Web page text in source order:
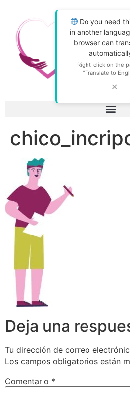
Do you need
in another
browser can
Right-click on the
"Translate to
✕
Deja una
Tu dirección de correo
Los campos obligatorios están
Comentario *